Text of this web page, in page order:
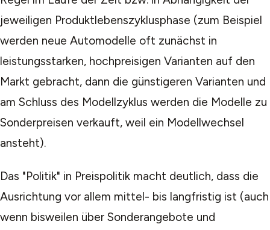
jeweiligen Produktlebenszyklusphase (zum Beispiel
werden neue Automodelle oft zunächst in
leistungsstarken, hochpreisigen Varianten auf den
Markt gebracht, dann die günstigeren Varianten und
am Schluss des Modellzyklus werden die Modelle zu
Sonderpreisen verkauft, weil ein Modellwechsel
ansteht).
Das "Politik" in Preispolitik macht deutlich, dass die
Ausrichtung vor allem mittel- bis langfristig ist (auch
wenn bisweilen über Sonderangebote und